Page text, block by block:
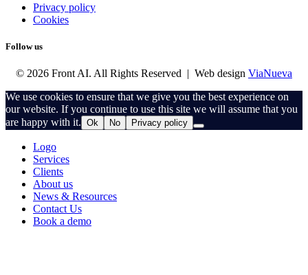
Privacy policy
Cookies
Follow us
© 2026 Front AI. All Rights Reserved | Web design ViaNueva
We use cookies to ensure that we give you the best experience on
our website. If you continue to use this site we will assume that you
are happy with it. Ok No Privacy policy
Logo
Services
Clients
About us
News & Resources
Contact Us
Book a demo